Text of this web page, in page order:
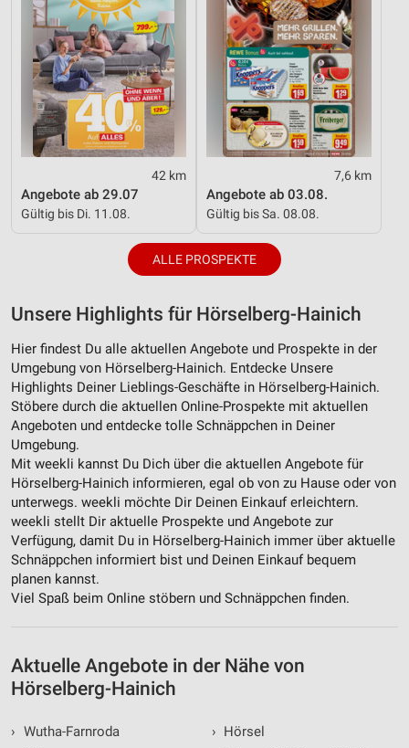
42 km
Angebote ab 29.07
Gültig bis Di. 11.08.
7,6 km
Angebote ab 03.08.
Gültig bis Sa. 08.08.
ALLE PROSPEKTE
Unsere Highlights für Hörselberg-Hainich
Hier findest Du alle aktuellen Angebote und Prospekte in der
Umgebung von Hörselberg-Hainich. Entdecke Unsere
Highlights Deiner Lieblings-Geschäfte in Hörselberg-Hainich.
Stöbere durch die aktuellen Online-Prospekte mit aktuellen
Angeboten und entdecke tolle Schnäppchen in Deiner
Umgebung.
Mit weekli kannst Du Dich über die aktuellen Angebote für
Hörselberg-Hainich informieren, egal ob von zu Hause oder von
unterwegs. weekli möchte Dir Deinen Einkauf erleichtern.
weekli stellt Dir aktuelle Prospekte und Angebote zur
Verfügung, damit Du in Hörselberg-Hainich immer über aktuelle
Schnäppchen informiert bist und Deinen Einkauf bequem
planen kannst.
Viel Spaß beim Online stöbern und Schnäppchen finden.
Aktuelle Angebote in der Nähe von
Hörselberg-Hainich
› Wutha-Farnroda
› Hörsel
Funktional
Werbung